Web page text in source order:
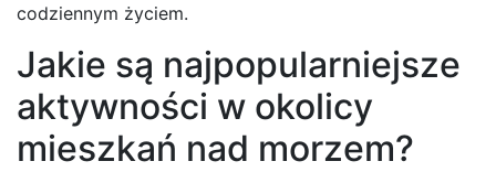
codziennym życiem.
Jakie są najpopularniejsze
aktywności w okolicy
mieszkań nad morzem?